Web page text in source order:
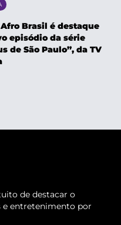
Brasil é destaque
episódio da série
de São Paulo”, da TV
de destacar o
e entretenimento por